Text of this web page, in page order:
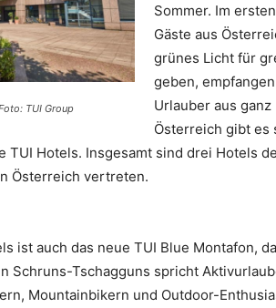
TUI Group
Sommer. Im
Gäste aus
grünes Licht für
geben,
Urlauber aus
Österreich gibt es
TUI Hotels. Insgesamt sind drei Hotels
Österreich vertreten.
ist auch das neue TUI Blue Montafon,
Schruns-Tschagguns spricht
Mountainbikern und Outdoor-